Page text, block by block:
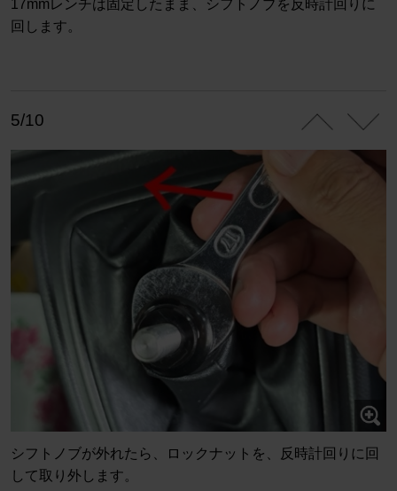
17mmレンチは固定したまま、シフトノブを反時計回りに
回します。
5/10
シフトノブが外れたら、ロックナットを、反時計回りに回
して取り外します。